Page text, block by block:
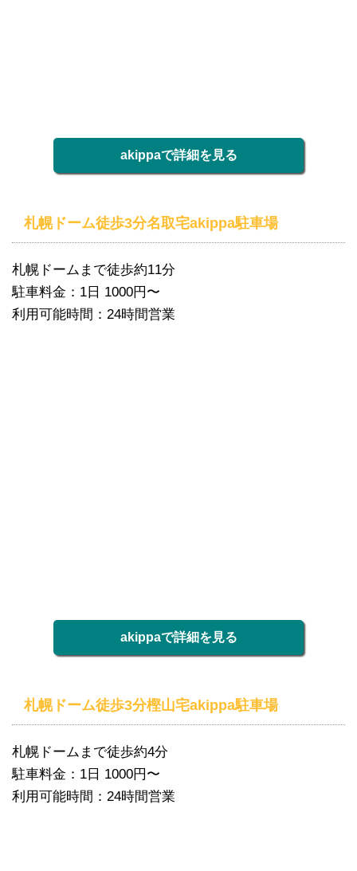
akippaで詳細を見る
札幌ドーム徒歩3分名取宅akippa駐車場
札幌ドームまで徒歩約11分
駐車料金：1日 1000円〜
利用可能時間：24時間営業
akippaで詳細を見る
札幌ドーム徒歩3分樫山宅akippa駐車場
札幌ドームまで徒歩約4分
駐車料金：1日 1000円〜
利用可能時間：24時間営業